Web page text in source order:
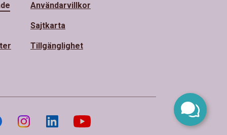
Användarvillkor
Sajtkarta
Tillgänglighet